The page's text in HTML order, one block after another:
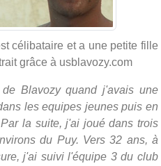
célibataire et a une petite fille
grâce à usblavozy.com
Blavozy quand j'avais une
les equipes jeunes puis en
la suite, j'ai joué dans trois
du Puy. Vers 32 ans, à
j'ai suivi l'équipe 3 du club